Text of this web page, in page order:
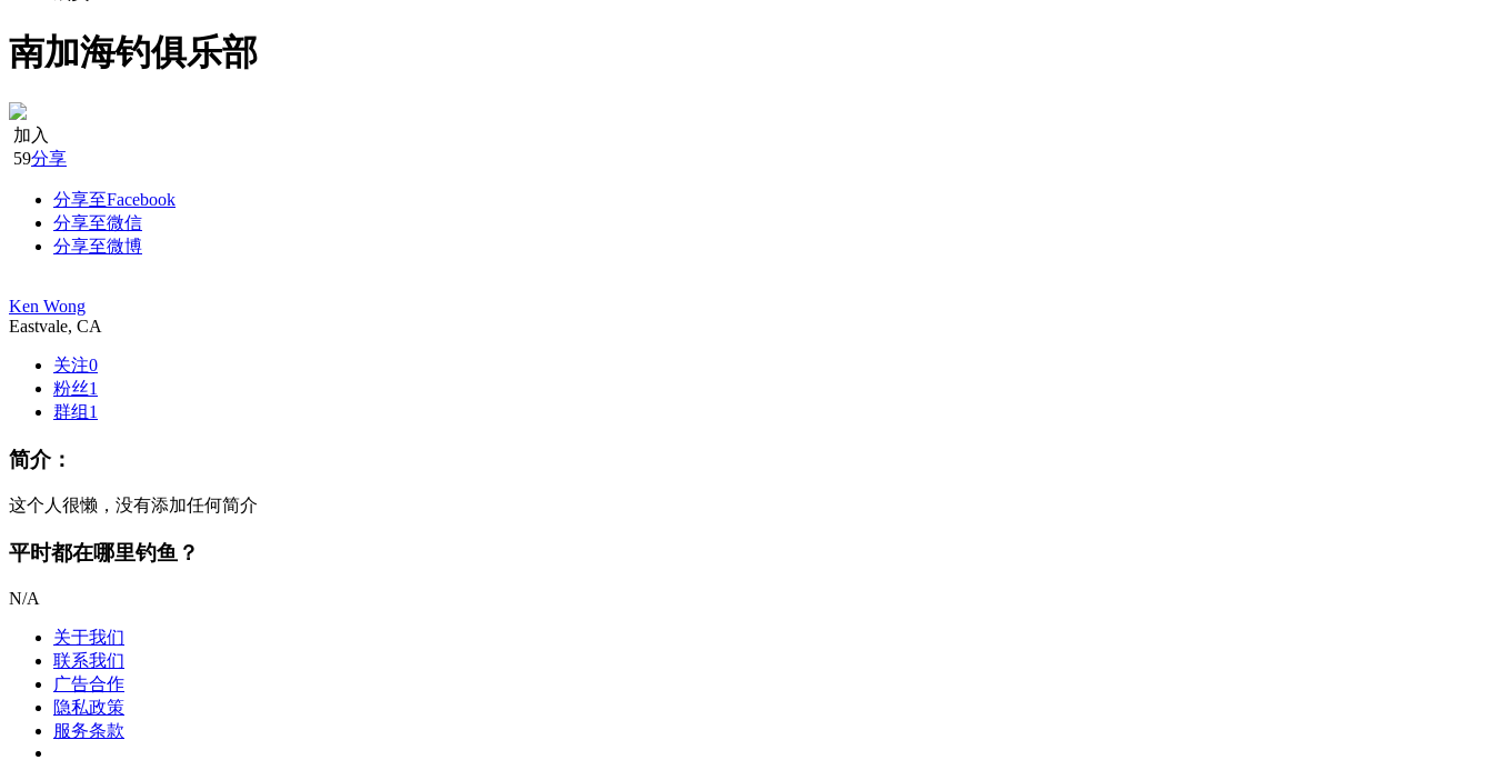
南加海钓俱乐部
加入
59分享
分享至Facebook
分享至微信
分享至微博
Ken Wong
Eastvale, CA
关注0
粉丝1
群组 1
简介：
这个人很懒，没有添加任何简介
平时都在哪里钓鱼？
N/A
关于我们
联系我们
广告合作
隐私政策
服务条款